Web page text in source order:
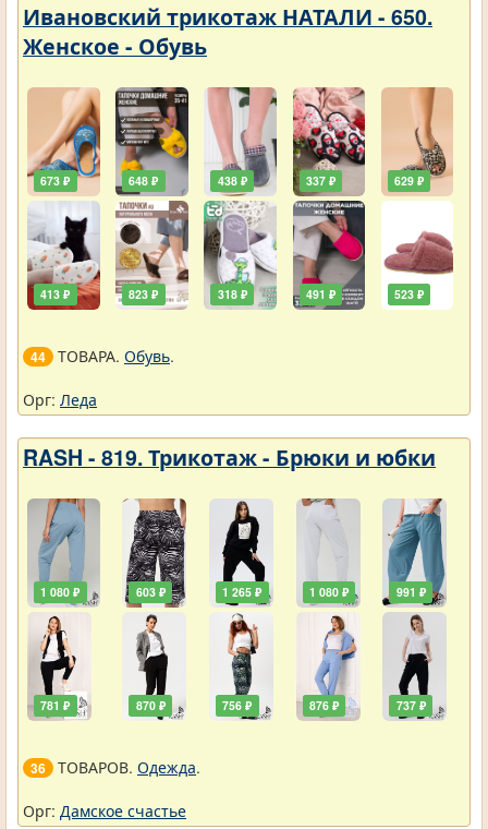
Ивановский трикотаж НАТАЛИ - 650.
Женское - Обувь
673 ₽
413 ₽
648 ₽
823 ₽
438 ₽
318 ₽
337 ₽
491 ₽
629 ₽
523 ₽
44 ТОВАРА. Обувь.
Орг: Леда
RASH - 819. Трикотаж - Брюки и юбки
1 080 ₽
781 ₽
603 ₽
870 ₽
1 265 ₽
756 ₽
1 080 ₽
876 ₽
991 ₽
737 ₽
36 ТОВАРОВ. Одежда.
Орг: Дамское счастье